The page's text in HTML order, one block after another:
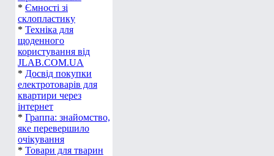
* Ємності зі
склопластику
* Техніка для
щоденного
користування від
JLAB.COM.UA
* Досвід покупки
електротоварів для
квартири через
інтернет
* Граппа: знайомство,
яке перевершило
очікування
* Товари для тварин